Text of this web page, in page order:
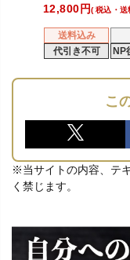
送料込み
代引き不可
NP
12,800 税込・送
こ
※当サイトの内容、テ
く禁じます。